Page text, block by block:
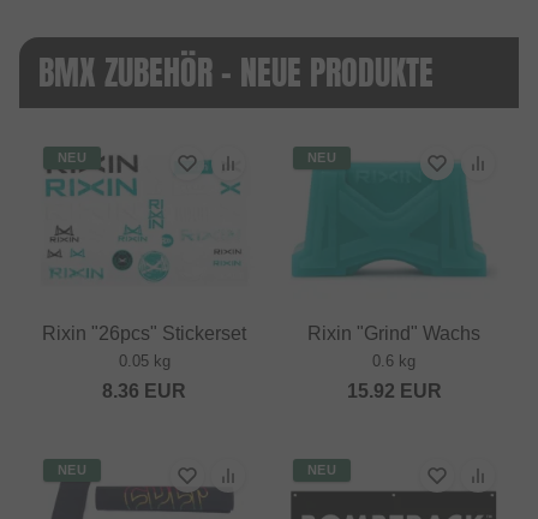
BMX ZUBEHÖR - NEUE PRODUKTE
NEU
Rixin "26pcs" Stickerset
0.05 kg
8.36 EUR
NEU
Rixin "Grind" Wachs
0.6 kg
15.92 EUR
NEU NEU